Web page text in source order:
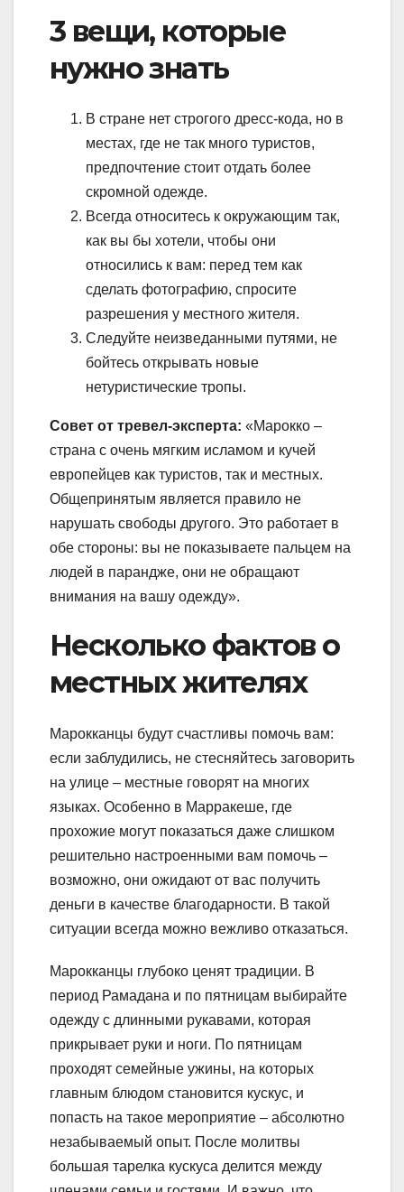
3 вещи, которые
нужно знать
В стране нет строгого дресс-кода, но в
местах, где не так много туристов,
предпочтение стоит отдать более
скромной одежде.
Всегда относитесь к окружающим так,
как вы бы хотели, чтобы они
относились к вам: перед тем как
сделать фотографию, спросите
разрешения у местного жителя.
Следуйте неизведанными путями, не
бойтесь открывать новые
нетуристические тропы.
Совет от тревел-эксперта: «Марокко –
страна с очень мягким исламом и кучей
европейцев как туристов, так и местных.
Общепринятым является правило не
нарушать свободы другого. Это работает в
обе стороны: вы не показываете пальцем на
людей в парандже, они не обращают
внимания на вашу одежду».
Несколько фактов о
местных жителях
Марокканцы будут счастливы помочь вам:
если заблудились, не стесняйтесь заговорить
на улице – местные говорят на многих
языках. Особенно в Марракеше, где
прохожие могут показаться даже слишком
решительно настроенными вам помочь –
возможно, они ожидают от вас получить
деньги в качестве благодарности. В такой
ситуации всегда можно вежливо отказаться.
Марокканцы глубоко ценят традиции. В
период Рамадана и по пятницам выбирайте
одежду с длинными рукавами, которая
прикрывает руки и ноги. По пятницам
проходят семейные ужины, на которых
главным блюдом становится кускус, и
попасть на такое мероприятие – абсолютно
незабываемый опыт. После молитвы
большая тарелка кускуса делится между